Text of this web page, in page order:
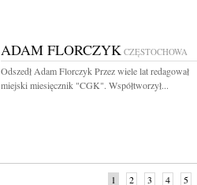
ADAM FLORCZYK CZĘSTOCHOWA
Odszedł Adam Florczyk Przez wiele lat redagował
miejski miesięcznik "CGK". Współtworzył...
1 2 3 4 5